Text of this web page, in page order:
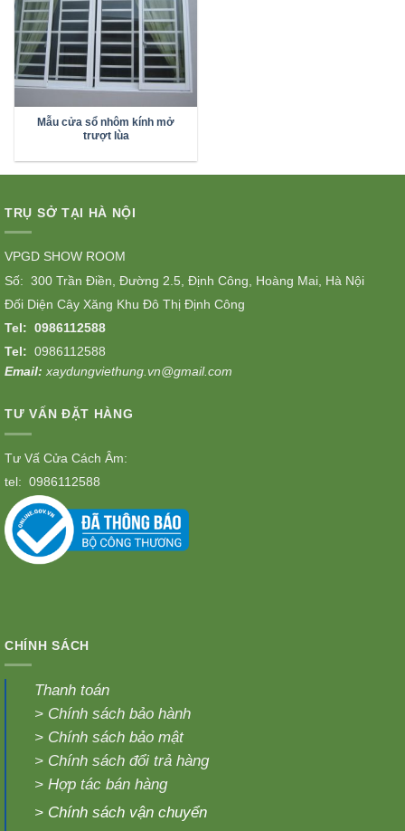
Mẫu cửa sổ nhôm kính mở
trượt lùa
TRỤ SỞ TẠI HÀ NỘI
VPGD SHOW ROOM
Số: 300 Trần Điền, Đường 2.5, Định Công, Hoàng Mai, Hà Nội
Đối Diện Cây Xăng Khu Đô Thị Định Công
Tel: 0986112588
Tel: 0986112588
Email: xaydungviethung.vn@gmail.com
TƯ VẤN ĐẶT HÀNG
Tư Vấ Cửa Cách Âm:
tel: 0986112588
CHÍNH SÁCH
Thanh toán
> Chính sách bảo hành
> Chính sách bảo mật
> Chính sách đổi trả hàng
>Hợp tác bán hàng
> Chính sách vận chuyển